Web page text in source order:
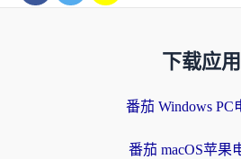
下载应用
番茄 Windows PC
番茄 macOS苹果